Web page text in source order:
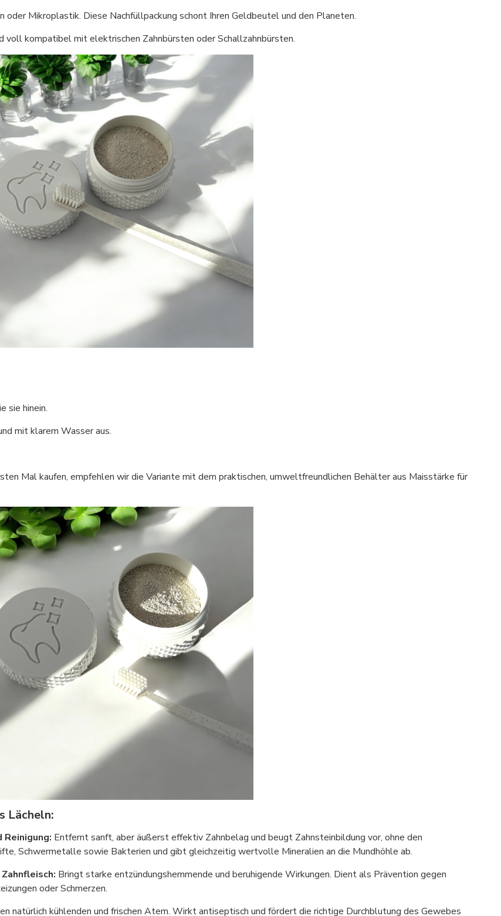
oder Mikroplastik. Diese Nachfüllpackung schont Ihren Geldbeutel und den Planeten.
voll kompatibel mit elektrischen Zahnbürsten oder Schallzahnbürsten.
sie hinein.
mit klarem Wasser aus.
Mal kaufen, empfehlen wir die Variante mit dem praktischen, umweltfreundlichen Behälter aus Maisstärke für
Lächeln:
Entfernt sanft, aber äußerst effektiv Zahnbelag und beugt Zahnsteinbildung vor, ohne den
Schwermetalle sowie Bakterien und gibt gleichzeitig wertvolle Mineralien an die Mundhöhle ab.
Bringt starke entzündungshemmende und beruhigende Wirkungen. Dient als Prävention gegen
oder Schmerzen.
natürlich kühlenden und frischen Atem. Wirkt antiseptisch und fördert die richtige Durchblutung des Gewebes